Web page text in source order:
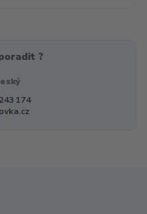
?
174